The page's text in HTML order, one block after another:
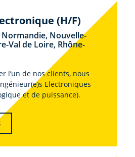
(H/F)
Nouvelle-
Val de Loire, Rhône-
l’un de nos clients, nous
Electroniques
et de puissance).